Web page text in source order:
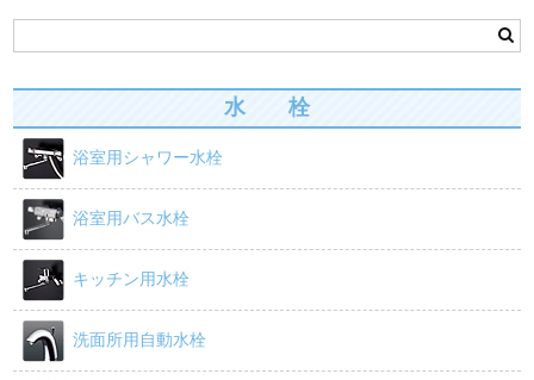
浴槽/バスタブ
お問い合わせ
お買い物ガイド
e
b
o
o
k
er
水 栓
浴室用シャワー水栓
浴室用バス水栓
キッチン用水栓
洗面所用自動水栓